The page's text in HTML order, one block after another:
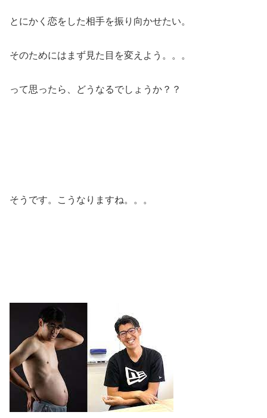
とにかく恋をした相手を振り向かせたい。
そのためにはまず見た目を変えよう。。。
って思ったら、どうなるでしょうか？？
そうです。こうなりますね。。。